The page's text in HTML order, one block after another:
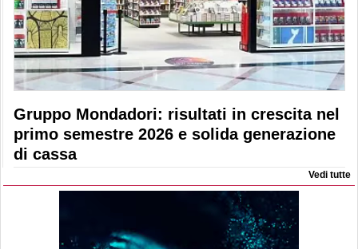
Gruppo Mondadori: risultati in crescita nel
primo semestre 2026 e solida generazione
di cassa
Vedi tutte